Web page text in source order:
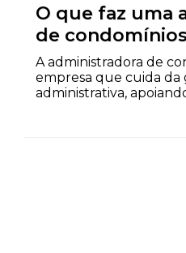
O que faz uma
de
A administradora de
empresa que cuida da
administrativa,